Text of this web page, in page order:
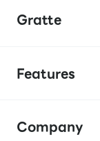
Gratte
Features
Company